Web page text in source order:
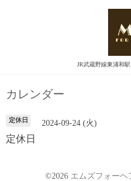
JR武蔵野線東浦和
カレンダー
定休日 2024-09-24 (火)
定休日
©2026 エムズフォーヘ